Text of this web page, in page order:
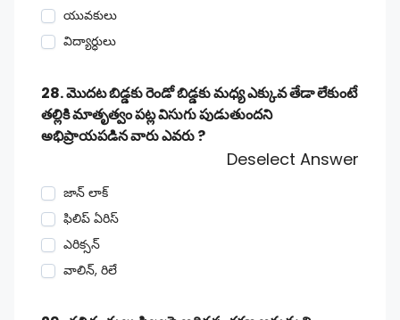
యువకులు
విద్యార్ధులు
28. మొదట బిడ్డకు రెండో బిడ్డకు మధ్య ఎక్కువ తేడా లేకుంటే
తల్లికి మాతృత్వం పట్ల విసుగు పుడుతుందని
అభిప్రాయపడిన వారు ఎవరు ?
Deselect Answer
జాన్ లాక్
ఫిలిప్ ఏరిస్
ఎరిక్సన్
వాలిన్, రిలే